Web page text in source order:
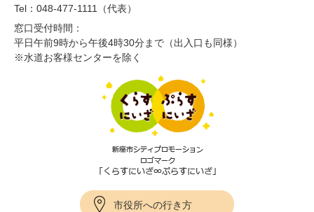
Tel：048-477-1111（代表）
窓口受付時間：
平日午前9時から午後4時30分まで（出入口も同様）
※水道お客様センターを除く
市役所への行き方